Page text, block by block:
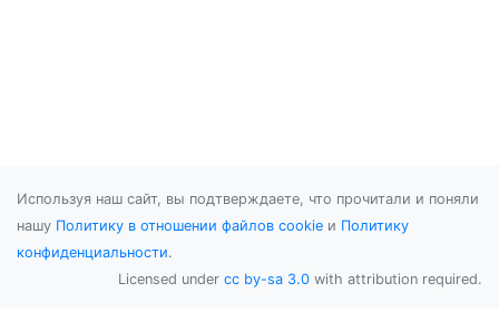
Используя наш сайт, вы подтверждаете, что прочитали и поняли
нашу Политику в отношении файлов cookie и Политику
конфиденциальности.
Licensed under cc by-sa 3.0 with attribution required.